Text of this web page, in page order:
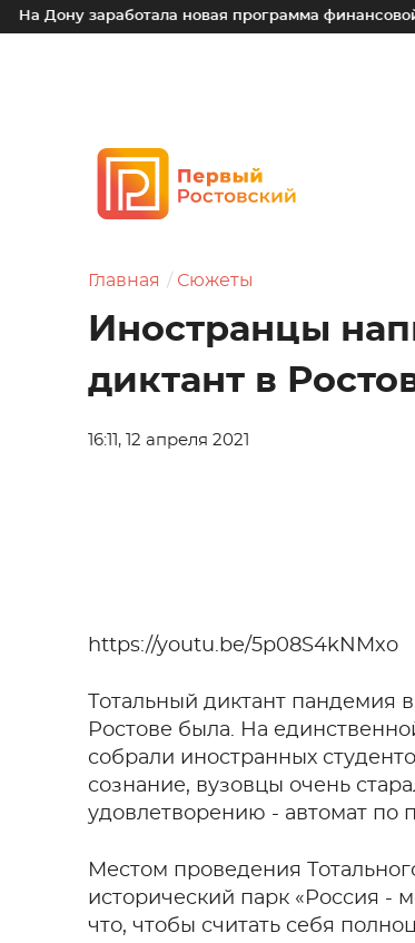
новая программа финансовой поддержки
Главная Сюжеты
Иностранцы
диктант в
16:11, 12 апреля 2021
https://youtu.be/5p08S4kNMxo
Тотальный диктант пандемия
Ростове была. На
собрали иностранных
сознание, вузовцы очень
удовлетворению - автомат по
Местом проведения
исторический парк «Россия -
что, чтобы считать себя